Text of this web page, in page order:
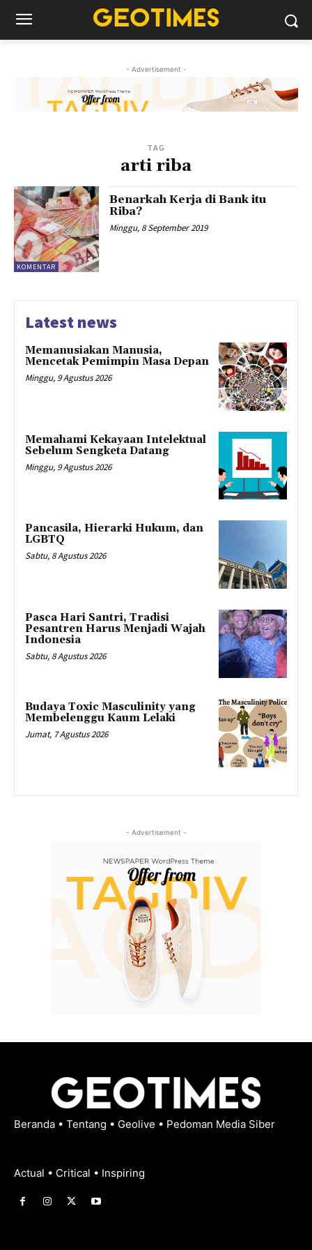
- Advertisement -
TAG
arti riba
KOMENTAR
Benarkah Kerja di Bank itu
Riba?
Minggu, 8 September 2019
Latest news
Memanusiakan Manusia,
Mencetak Pemimpin Masa Depan
Minggu, 9 Agustus 2026
Memahami Kekayaan Intelektual
Sebelum Sengketa Datang
Minggu, 9 Agustus 2026
Pancasila, Hierarki Hukum, dan
LGBTQ
Sabtu, 8 Agustus 2026
Pasca Hari Santri, Tradisi
Pesantren Harus Menjadi Wajah
Indonesia
Sabtu, 8 Agustus 2026
Budaya Toxic Masculinity yang
Membelenggu Kaum Lelaki
Jumat, 7 Agustus 2026
- Advertisement -
Beranda • Tentang • Geolive • Pedoman Media Siber
Actual • Critical • Inspiring